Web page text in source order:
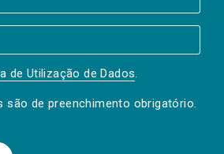
de Utilização de Dados.
são de preenchimento obrigatório.